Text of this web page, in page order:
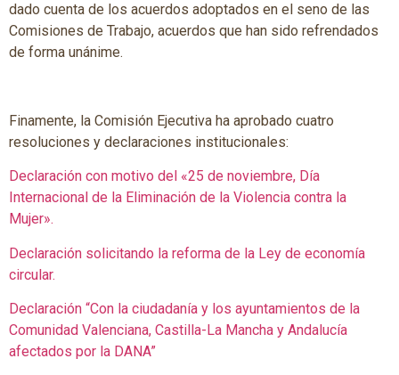
dado cuenta de los acuerdos adoptados en el seno de las
Comisiones de Trabajo, acuerdos que han sido refrendados
de forma unánime.
Finamente, la Comisión Ejecutiva ha aprobado cuatro
resoluciones y declaraciones institucionales:
Declaración con motivo del «25 de noviembre, Día
Internacional de la Eliminación de la Violencia contra la
Mujer».
Declaración solicitando la reforma de la Ley de economía
circular.
Declaración “Con la ciudadanía y los ayuntamientos de la
Comunidad Valenciana, Castilla-La Mancha y Andalucía
afectados por la DANA”